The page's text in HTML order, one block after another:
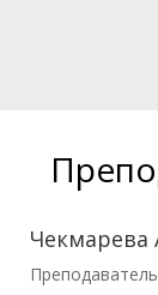
Чекмарева